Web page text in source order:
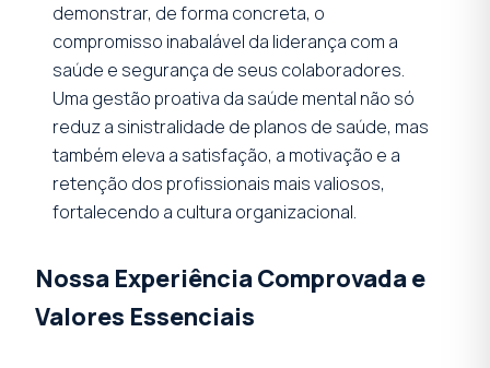
demonstrar, de forma concreta, o
compromisso inabalável da liderança com a
saúde e segurança de seus colaboradores.
Uma gestão proativa da saúde mental não só
reduz a sinistralidade de planos de saúde, mas
também eleva a satisfação, a motivação e a
retenção dos profissionais mais valiosos,
fortalecendo a cultura organizacional.
Nossa Experiência Comprovada e
Valores Essenciais